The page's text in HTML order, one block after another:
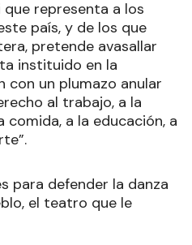
representa a los
país, y de los que
pretende avasallar
instituido en la
con un plumazo anular
al trabajo, a la
comida, a la educación, a
para defender la danza
el teatro que le